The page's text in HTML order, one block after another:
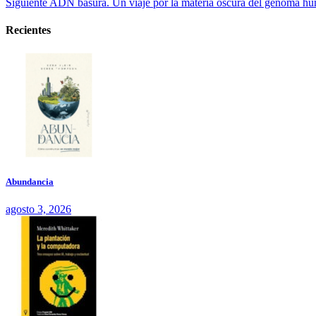
Siguiente ADN basura. Un viaje por la materia oscura del genoma
Recientes
Abundancia
agosto 3, 2026